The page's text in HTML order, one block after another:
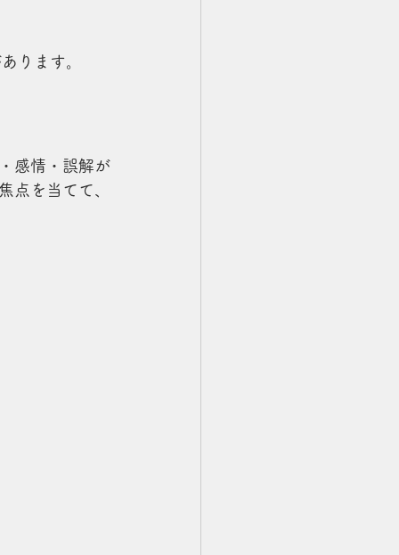
ります。
感情・誤解が
点を当てて、